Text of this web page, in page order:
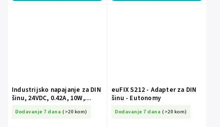
Industrijsko napajanje za DIN
šinu, 24VDC, 0.42A, 10W,
Dodavanje 7 dana (>20 kom)
euFIX S212 - Adapter za DIN
šinu - Eutonomy
Dodavanje 7 dana (>20 kom)